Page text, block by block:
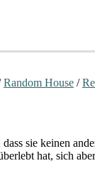
Random House /
dass sie keinen
hat, sich